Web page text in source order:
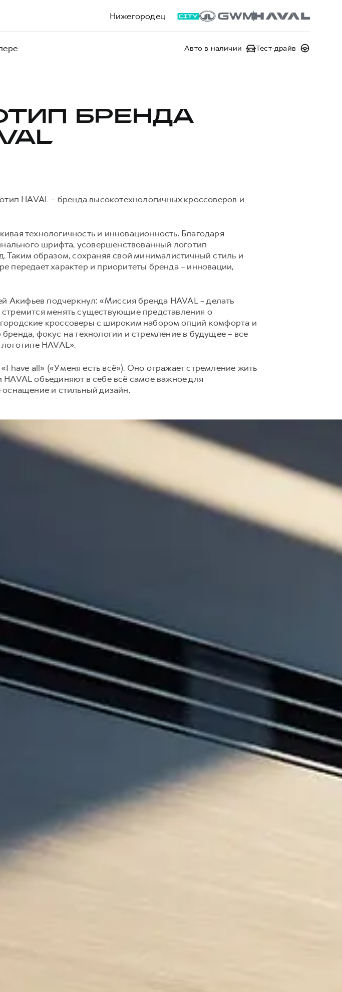
Нижегородец
Авто в наличии Тест-драйв
БРЕНДА
HAVAL – бренда высокотехнологичных кроссоверов и
технологичность и инновационность. Благодаря
шрифта, усовершенствованный логотип
Таким образом, сохраняя свой минималистичный стиль и
передает характер и приоритеты бренда – инновации,
подчеркнул: «Миссия бренда HAVAL – делать
менять существующие представления о
кроссоверы с широким набором опций комфорта и
фокус на технологии и стремление в будущее – все
HAVAL».
have all» («У меня есть всё»). Оно отражает стремление жить
объединяют в себе всё самое важное для
оснащение и стильный дизайн.